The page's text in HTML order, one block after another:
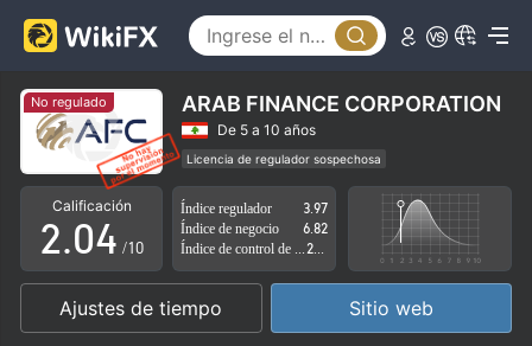
No regulado ARAB FINANCE CORPORATION
De 5 a 10 años
Licencia de regulador sospechosa
Zona de negocio sospechoso
Riesgo potencial alto
Calificación
0
1
2
3
4
.0
1
2
0
1
2
3
4
5
6
/10
Índice regulador
3.97
Índice de negocio
6.82
Ajustes de tiempo Sitio web